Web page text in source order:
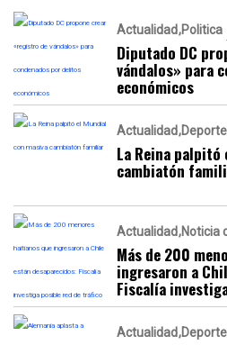
Actualidad Politica
Diputado DC
vándalos» para
económicos
Actualidad
La Reina palpitó
cambiatón
Actualidad Noticia
Más de 200
ingresaron a
Fiscalía
Actualidad